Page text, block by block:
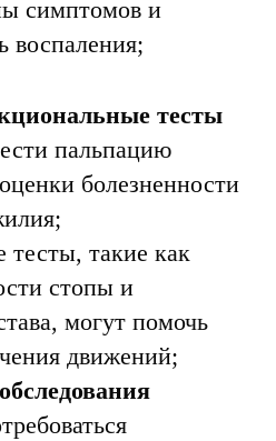
симптомов и
воспаления;
тесты
пальпацию
болезненности
такие как
стопы и
могут помочь
движений;